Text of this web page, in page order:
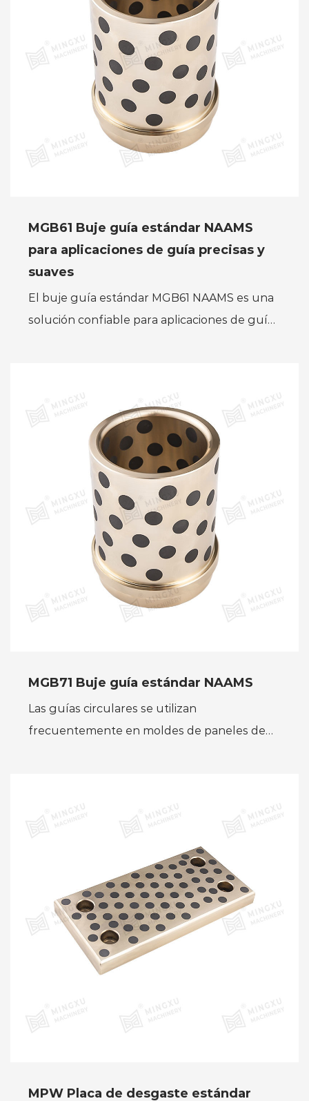
MGB61 Buje guía estándar NAAMS
para aplicaciones de guía precisas y
suaves
El buje guía estándar MGB61 NAAMS es una
solución confiable para aplicaciones de guía
MGB71 Buje guía estándar NAAMS
Las guías circulares se utilizan
frecuentemente en moldes de paneles de
MPW Placa de desgaste estándar